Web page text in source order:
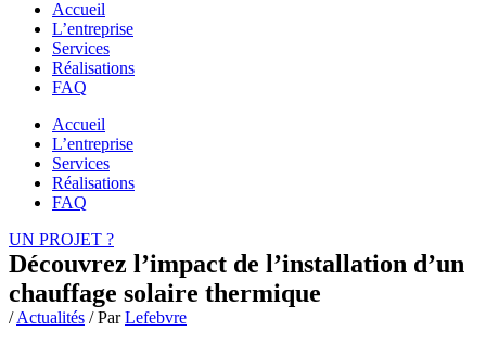
Accueil
L’entreprise
Services
Réalisations
FAQ
Accueil
L’entreprise
Services
Réalisations
FAQ
UN PROJET ?
Découvrez l’impact de l’installation d’un
chauffage solaire thermique
/Actualités / ParLefebvre